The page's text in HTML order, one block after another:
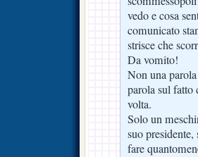
vedo e cosa
comunicato
strisce che
Da vomito!
Non una
parola sul fatto
volta.
Solo un
suo presidente,
fare